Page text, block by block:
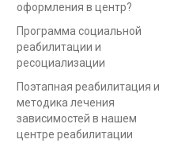
оформления в центр?
Программа социальной
реабилитации и
ресоциализации
Поэтапная реабилитация и
методика лечения
зависимостей в нашем
центре реабилитации